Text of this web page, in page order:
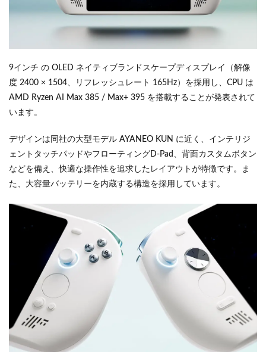
9インチ の OLED ネイティブランドスケープディスプレイ（解像
度 2400 × 1504、リフレッシュレート 165Hz）を採用し、CPU は
AMD Ryzen AI Max 385 / Max+ 395 を搭載することが発表されて
います。
デザインは同社の大型モデル AYANEO KUN に近く、インテリジ
ェントタッチパッドやフローティングD-Pad、背面カスタムボタン
などを備え、快適な操作性を追求したレイアウトが特徴です。ま
た、大容量バッテリーを内蔵する構造を採用しています。